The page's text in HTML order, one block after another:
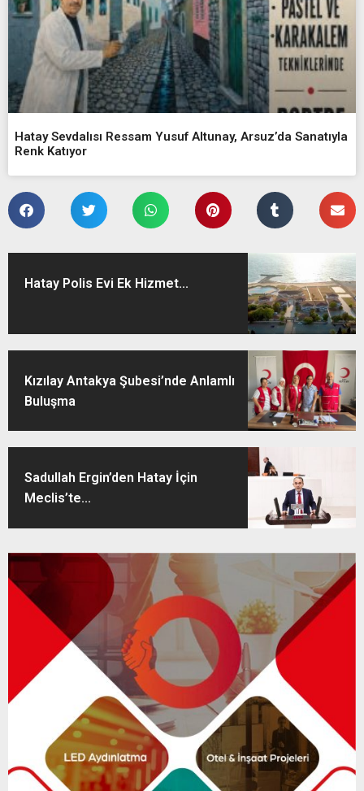
Hatay Sevdalısı Ressam Yusuf Altunay, Arsuz’da Sanatıyla
Renk Katıyor
Hatay Polis Evi Ek Hizmet...
Kızılay Antakya Şubesi’nde Anlamlı
Buluşma
Sadullah Ergin’den Hatay İçin
Meclis’te...